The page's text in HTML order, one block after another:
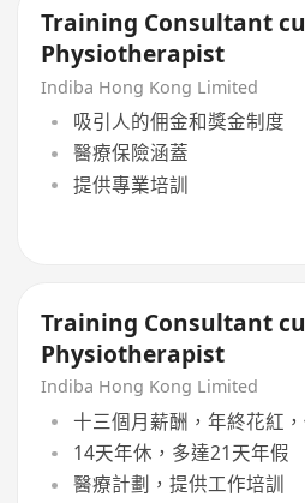
Training Consultant
Physiotherapist
Indiba Hong Kong Limited
吸引人的佣金和獎金制度
醫療保險涵蓋
提供專業培訓
Training Consultant
Physiotherapist
Indiba Hong Kong Limited
十三個月薪酬，年終花紅
14天年休，多達21天年假
醫療計劃，提供工作培訓